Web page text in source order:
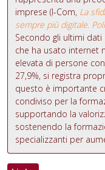
imprese (I-Com, La
sempre più digitale.
Secondo gli ultimi
che ha usato internet
elevata di persone
27,9%, si registra
questo è importante
condiviso per la
supportando la
sostenendo la
specializzanti per